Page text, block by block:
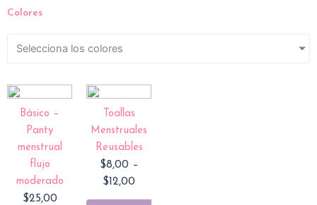
Colores
Selecciona los colores
Básico –
Panty
menstrual
flujo
moderado
$25,00
Toallas
Menstruales
Reusables
$8,00 –
$12,00
$8,00
through